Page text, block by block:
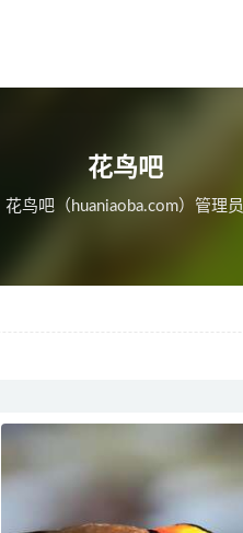
花鸟吧
花鸟吧（huaniaoba.com）管理员